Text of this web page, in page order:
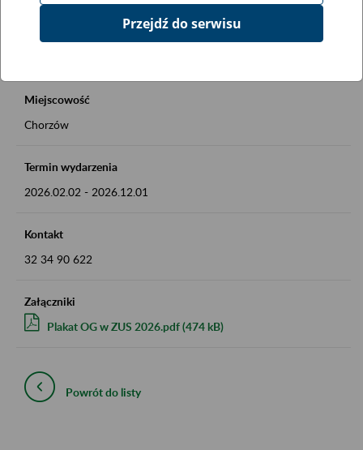
Okienko Górnicze w ZUS
Szczegóły na plakacie
Miejscowość
Chorzów
Termin wydarzenia
2026.02.02 - 2026.12.01
Kontakt
32 34 90 622
Załączniki
Plakat OG w ZUS 2026.pdf (474 kB)
Powrót do listy
Przejdź do serwisu